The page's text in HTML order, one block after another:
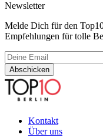
Newsletter
Melde Dich für den
Empfehlungen für tolle
Abschicken
Kontakt
Über uns